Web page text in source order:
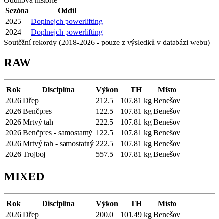
Sezóna
Oddíl
2025
Doplnejch powerlifting
2024
Doplnejch powerlifting
Soutěžní rekordy (2018-2026 - pouze z výsledků v databázi webu)
RAW
Rok Disciplína Výkon TH
Místo
2026 Dřep 212.5 107.81 kg Benešov
2026 Benčpres 122.5 107.81 kg Benešov
2026 Mrtvý tah 222.5 107.81 kg Benešov
2026 Benčpres - samostatný 122.5 107.81 kg Benešov
2026 Mrtvý tah - samostatný 222.5 107.81 kg Benešov
2026 Trojboj 557.5 107.81 kg Benešov
MIXED
Rok Disciplína Výkon TH
Místo
2026 Dřep 200.0 101.49 kg Benešov